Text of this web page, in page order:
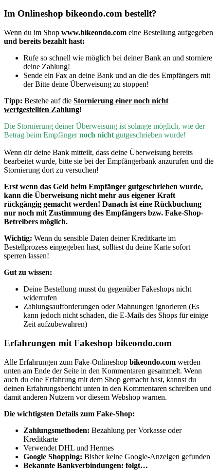
Im Onlineshop bikeondo.com bestellt?
Wenn du im Shop www.bikeondo.com eine Bestellung aufgegeben
und bereits bezahlt hast:
Rufe so schnell wie möglich bei deiner Bank an und storniere
deine Zahlung!
Sende ein Fax an deine Bank und an die des Empfängers mit
der Bitte deine Überweisung zu stoppen!
Tipp: Bestehe auf die Stornierung einer noch nicht
wertgestellten Zahlung!
Die Stornierung deiner Überweisung ist solange möglich, wie der
Betrag beim Empfängernoch nicht gutgeschrieben wurde!
Wenn dir deine Bank mitteilt, dass deine Überweisung bereits
bearbeitet wurde, bitte sie bei der Empfängerbank anzurufen und die
Stornierung dort zu versuchen!
Erst wenn das Geld beim Empfänger gutgeschrieben wurde,
kann die Überweisung nicht mehr aus eigener Kraft
rückgängig gemacht werden! Danach ist eine Rückbuchung
nur noch mit Zustimmung des Empfängers bzw. Fake-Shop-
Betreibers möglich.
Wichtig: Wenn du sensible Daten deiner Kreditkarte im
Bestellprozess eingegeben hast, solltest du deine Karte sofort
sperren lassen!
Gut zu wissen:
Deine Bestellung musst du gegenüber Fakeshops nicht
widerrufen
Zahlungsaufforderungen oder Mahnungen ignorieren (Es
kann jedoch nicht schaden, die E-Mails des Shops für einige
Zeit aufzubewahren)
Erfahrungen mit Fakeshop bikeondo.com
Alle Erfahrungen zum Fake-Onlineshop bikeondo.com werden
unten am Ende der Seite in den Kommentaren gesammelt. Wenn
auch du eine Erfahrung mit dem Shop gemacht hast, kannst du
deinen Erfahrungsbericht unten in den Kommentaren schreiben und
damit anderen Nutzern vor diesem Webshop warnen.
Die wichtigsten Details zum Fake-Shop:
Zahlungsmethoden: Bezahlung per Vorkasse oder
Kreditkarte
Verwendet DHL und Hermes
Google Shopping: Bisher keine Google-Anzeigen gefunden
Bekannte Bankverbindungen: folgt…